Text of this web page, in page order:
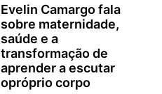
Evelin Camargo fala
sobre maternidade,
saúde e a
transformação de
aprender a escutar
opróprio corpo